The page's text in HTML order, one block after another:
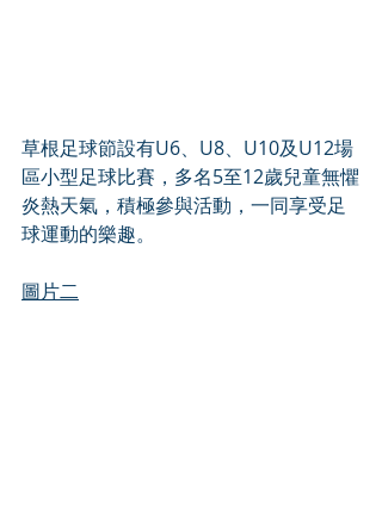
草根足球節設有U6、U8、U10及U12場
區小型足球比賽，多名5至12歲兒童無懼
炎熱天氣，積極參與活動，一同享受足
球運動的樂趣。
圖片二